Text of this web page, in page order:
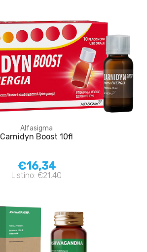
Alfasigma
Carnidyn Boost 10fl
€16,34
Listino: €21,40